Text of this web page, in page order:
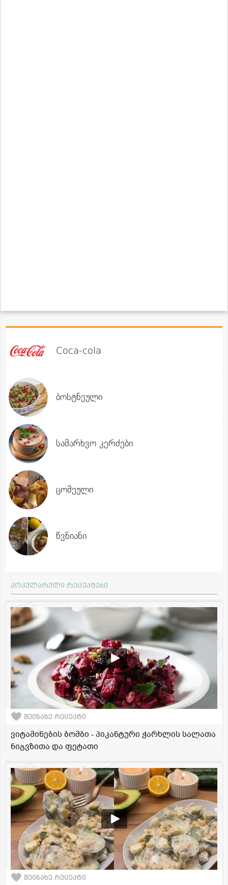
Coca-cola
ბოსტნეული
სამარხვო კერძები
ცომეული
წვნიანი
პოპულარული რეცეპტები
შეინახე რეცეპტი
ვიტამინების ბომბი - პიკანტური ჭარხლის სალათა
ნიგვზითა და ფეტათი
შეინახე რეცეპტი